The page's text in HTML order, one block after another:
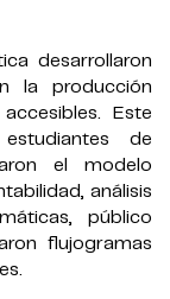
desarrollaron
la producción
Este
de
el modelo
análisis
público
flujogramas